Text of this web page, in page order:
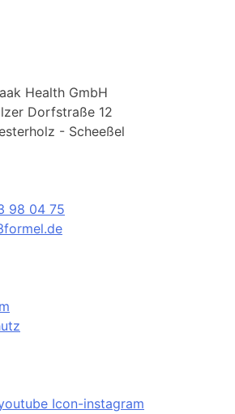
Health GmbH
Dorfstraße 12
- Scheeßel
98 04 75
Icon-instagram